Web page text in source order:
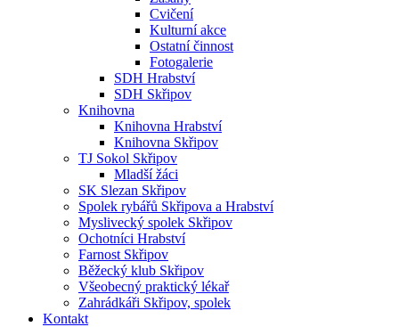
Cvičení
Kulturní akce
Ostatní činnost
Fotogalerie
SDH Hrabství
SDH Skřipov
Knihovna
Knihovna Hrabství
Knihovna Skřipov
TJ Sokol Skřipov
Mladší žáci
SK Slezan Skřipov
Spolek rybářů Skřipova a Hrabství
Myslivecký spolek Skřipov
Ochotníci Hrabství
Farnost Skřipov
Běžecký klub Skřipov
Všeobecný praktický lékař
Zahrádkáři Skřipov, spolek
Kontakt